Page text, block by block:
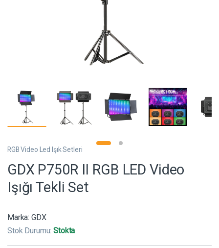
RGB Video Led Işık Setleri
GDX P750R II RGB LED Video
Işığı Tekli Set
Marka: GDX
Stok Durumu:Stokta